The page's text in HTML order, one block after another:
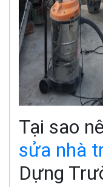
Tại sao
sửa nhà
Dựng